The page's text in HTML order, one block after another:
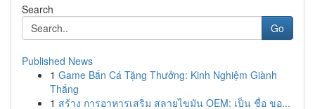
Search
Go
Published News
1 Game Bắn Cá Tặng Thưởng: Kinh Nghiệm Giành
Thắng
1 สร้าง การอาหารเสริม สลายไขมัน OEM: เป็น ชื่อ ขอ...